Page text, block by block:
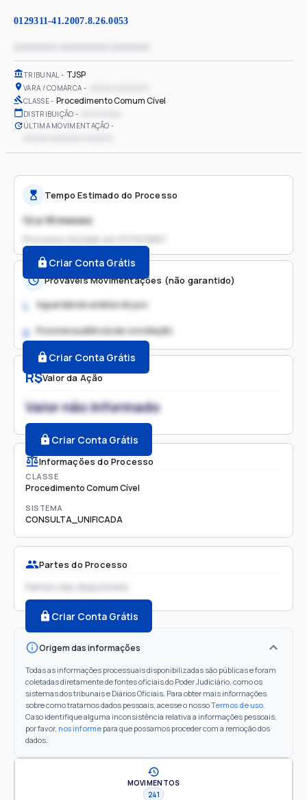
0129311-41.2007.8.26.0053
TRIBUNAL TJSP
VARA / COMARCA
CLASSE Procedimento Comum Cível
DISTRIBUIÇÃO
ÚLTIMA MOVIMENTAÇÃO
R$Valor da Ação
Valor não informado
Criar Conta Grátis
Informações do Processo
CLASSE
Procedimento Comum Cível
SISTEMA
CONSULTA_UNIFICADA
Partes do Processo
Partes não disponíveis
Criar Conta Grátis
Origem das informações
Todas as informações processuais disponibilizadas são públicas e foram
coletadas diretamente de fontes oficiais do Poder Judiciário, como os
sistemas dos tribunais e Diários Oficiais. Para obter mais informações
sobre como tratamos dados pessoais, acesse o nossoTermos de uso.
Caso identifique alguma inconsistência relativa a informações pessoais,
por favor, nos informe para que possamos proceder com a remoção dos
dados.
Tempo Estimado do Processo
12 a 18 meses
Processo iniciado em
Criar Conta Grátis
Prováveis Movimentações (não garantido)
1. Aguardando análise do juiz
2. Possível audiência de conciliação
Criar Conta Grátis
MOVIMENTOS
241